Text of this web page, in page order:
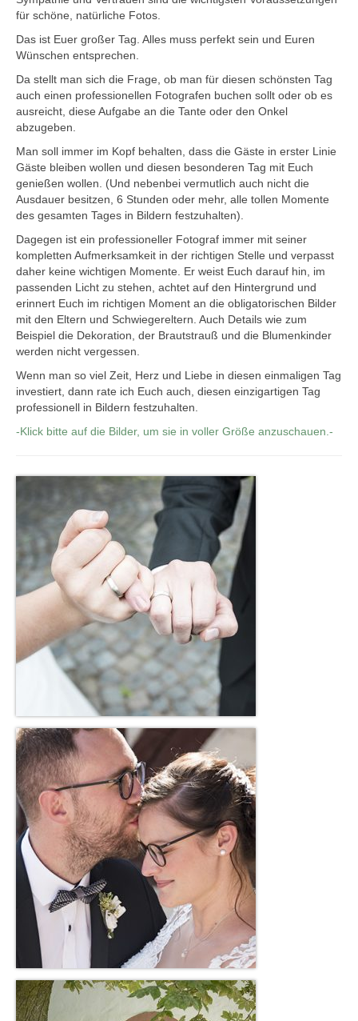
Babybauch.
Businessbilder.
Preise.
Kontakt.
Blog.
für schöne, natürliche Fotos.
Das ist Euer großer Tag. Alles muss perfekt sein und Euren
Wünschen entsprechen.
Da stellt man sich die Frage, ob man für diesen schönsten Tag
auch einen professionellen Fotografen buchen sollt oder ob es
ausreicht, diese Aufgabe an die Tante oder den Onkel
abzugeben.
Man soll immer im Kopf behalten, dass die Gäste in erster Linie
Gäste bleiben wollen und diesen besonderen Tag mit Euch
genießen wollen. (Und nebenbei vermutlich auch nicht die
Ausdauer besitzen, 6 Stunden oder mehr, alle tollen Momente
des gesamten Tages in Bildern festzuhalten).
Dagegen ist ein professioneller Fotograf immer mit seiner
kompletten Aufmerksamkeit in der richtigen Stelle und verpasst
daher keine wichtigen Momente. Er weist Euch darauf hin, im
passenden Licht zu stehen, achtet auf den Hintergrund und
erinnert Euch im richtigen Moment an die obligatorischen Bilder
mit den Eltern und Schwiegereltern. Auch Details wie zum
Beispiel die Dekoration, der Brautstrauß und die Blumenkinder
werden nicht vergessen.
Wenn man so viel Zeit, Herz und Liebe in diesen einmaligen Tag
investiert, dann rate ich Euch auch, diesen einzigartigen Tag
professionell in Bildern festzuhalten.
-Klick bitte auf die Bilder, um sie in voller Größe anzuschauen.-